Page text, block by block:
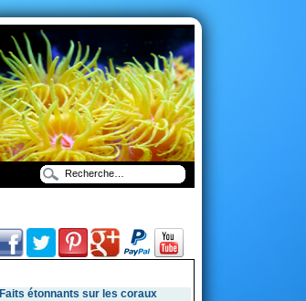
Faits étonnants sur les coraux